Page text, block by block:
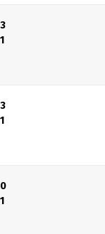
3
1
3
1
0
1